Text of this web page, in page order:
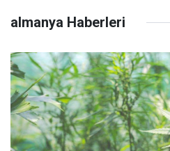
almanya Haberleri